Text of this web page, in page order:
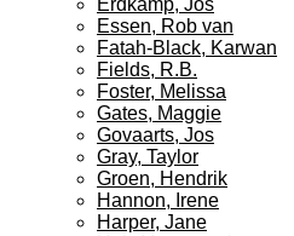
Erdkamp, Jos
Essen, Rob van
Fatah-Black, Karwan
Fields, R.B.
Foster, Melissa
Gates, Maggie
Govaarts, Jos
Gray, Taylor
Groen, Hendrik
Hannon, Irene
Harper, Jane